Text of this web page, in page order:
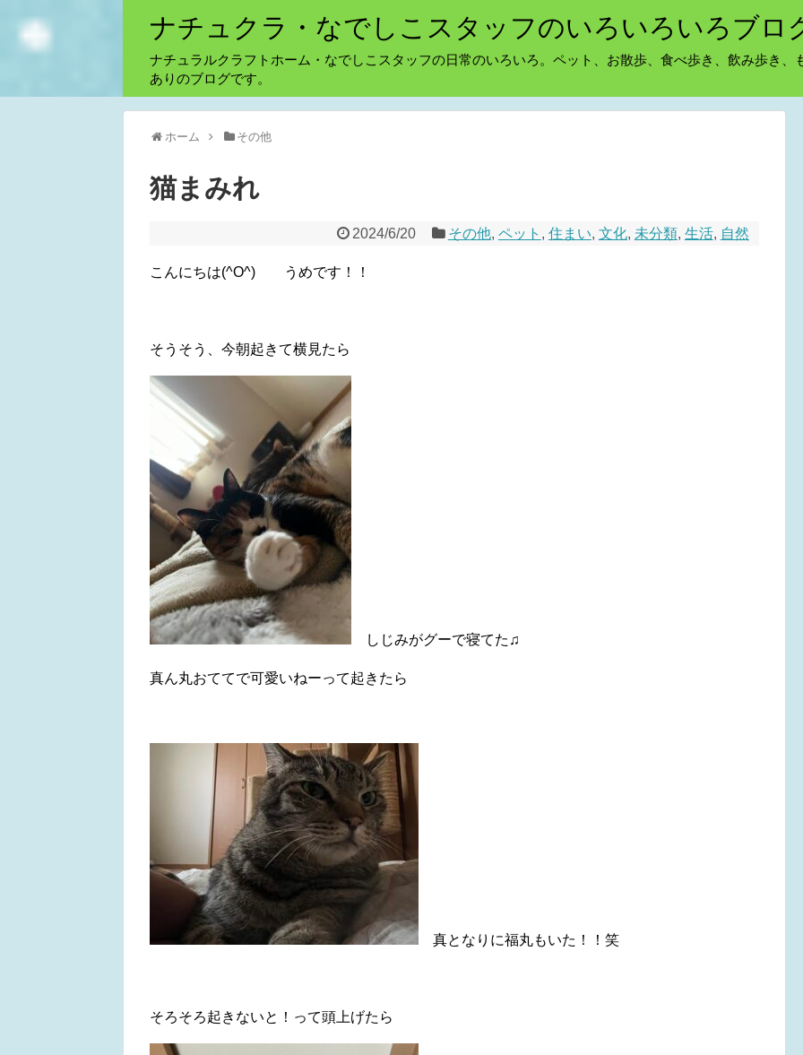
ナチュクラ・なでしこスタッフのいろいろいろブロ
ナチュラルクラフトホーム・なでしこスタッフの日常のいろいろ。ペット、お散歩、食べ歩き、飲み歩き、
ありのブログです。
ホーム その他
猫まみれ
2024/6/20 その他, ペット , 住まい, 文化, 未分類, 生活, 自然
こんにちは(^O^) うめです！！
そうそう、今朝起きて横見たら
しじみがグーで寝てた♫
真ん丸おててで可愛いねーって起きたら
真となりに福丸もいた！！笑
そろそろ起きないと！って頭上げたら